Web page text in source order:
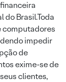
do Brasil.Toda
computadores
impedir
de
exime-se de
clientes,